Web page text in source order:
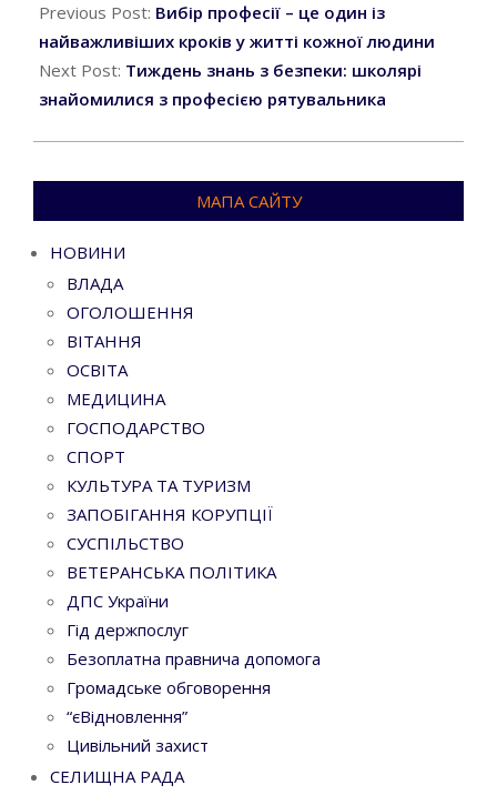
05-
07
Previous Post: Вибір професії – це один із
найважливіших кроків у житті кожної людини
Next Post: Тиждень знань з безпеки: школярі
знайомилися з професією рятувальника
МАПА САЙТУ
НОВИНИ
ВЛАДА
ОГОЛОШЕННЯ
ВІТАННЯ
ОСВІТА
МЕДИЦИНА
ГОСПОДАРСТВО
СПОРТ
КУЛЬТУРА ТА ТУРИЗМ
ЗАПОБІГАННЯ КОРУПЦІЇ
СУСПІЛЬСТВО
ВЕТЕРАНСЬКА ПОЛІТИКА
ДПС України
Гід держпослуг
Безоплатна правнича допомога
Громадське обговорення
“єВідновлення”
Цивільний захист
СЕЛИЩНА РАДА